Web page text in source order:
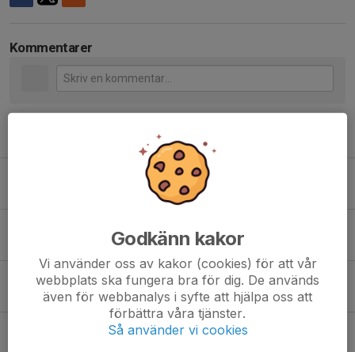
Kommentarer
18 maj, 18:29 0
20 feb, 09:59 0
Välkommen Claudia Stevens
Godkänn kakor
Vi använder oss av kakor (cookies) för att vår
webbplats ska fungera bra för dig. De används
även för webbanalys i syfte att hjälpa oss att
förbättra våra tjänster.
Så använder vi cookies